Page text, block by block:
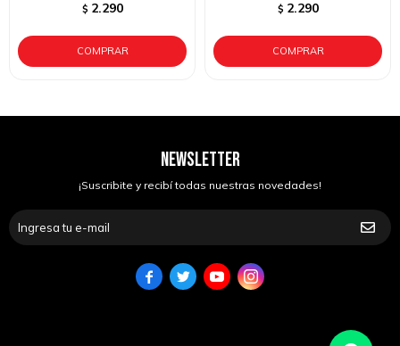
$ 2.290 $ 2.290
NEWSLETTER
¡Suscribite y recibí todas nuestras novedades!
   